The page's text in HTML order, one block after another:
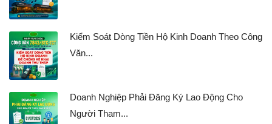
Kiểm Soát Dòng Tiền Hộ Kinh Doanh Theo Công
Văn...
Doanh Nghiệp Phải Đăng Ký Lao Động Cho
Người Tham...